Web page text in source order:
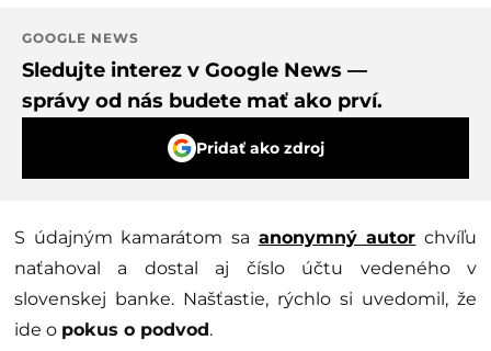
GOOGLE NEWS
Sledujte interez v Google News —
správy od nás budete mať ako prví.
Pridať ako zdroj
S údajným kamarátom sa anonymný autor chvíľu
naťahoval a dostal aj číslo účtu vedeného v
slovenskej banke. Našťastie, rýchlo si uvedomil, že
ide o pokus o podvod.